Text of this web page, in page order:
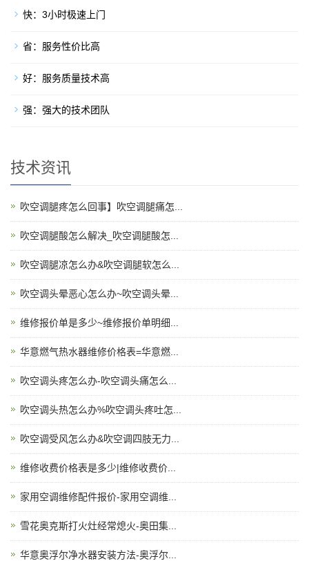
快：3小时极速上门
省：服务性价比高
好：服务质量技术高
强：强大的技术团队
技术资讯
吹空调腿疼怎么回事】吹空调腿痛怎...
吹空调腿酸怎么解决_吹空调腿酸怎...
吹空调腿凉怎么办&吹空调腿软怎么...
吹空调头晕恶心怎么办~吹空调头晕...
维修报价单是多少~维修报价单明细...
华意燃气热水器维修价格表=华意燃...
吹空调头疼怎么办-吹空调头痛怎么...
吹空调头热怎么办%吹空调头疼吐怎...
吹空调受风怎么办&吹空调四肢无力...
维修收费价格表是多少|维修收费价...
家用空调维修配件报价-家用空调维...
雪花奥克斯打火灶经常熄火-奥田集...
华意奥浮尔净水器安装方法-奥浮尔...